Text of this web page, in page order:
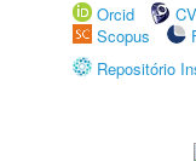
Orcid
Scopus
Repositório